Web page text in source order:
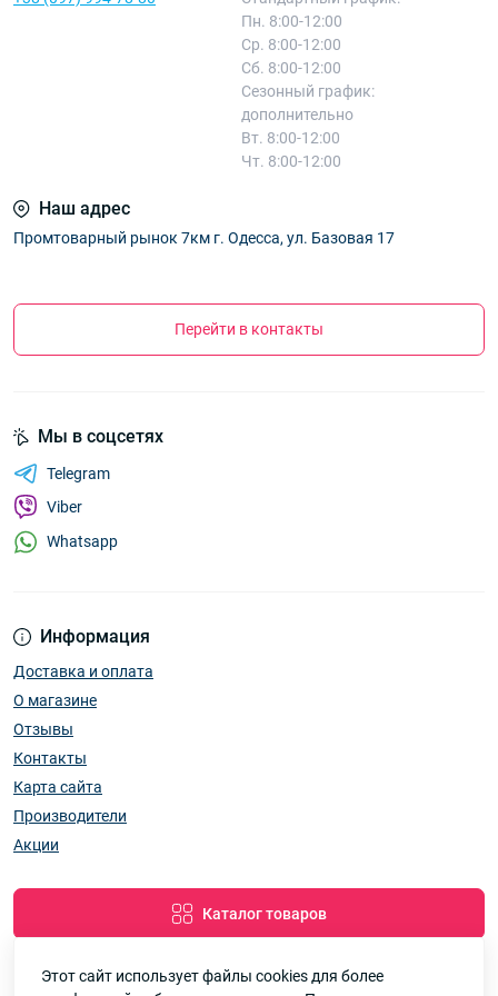
Пн. 8:00-12:00
Ср. 8:00-12:00
Сб. 8:00-12:00
Сезонный график:
дополнительно
Вт. 8:00-12:00
Чт. 8:00-12:00
Наш адрес
Промтоварный рынок 7км г. Одесса, ул. Базовая 17
Перейти в контакты
Информация
Доставка и оплата
О магазине
Отзывы
Контакты
Карта сайта
Производители
Акции
Каталог товаров
Мы в соцсетях
Telegram
Viber
Whatsapp
Этот сайт использует файлы cookies для более